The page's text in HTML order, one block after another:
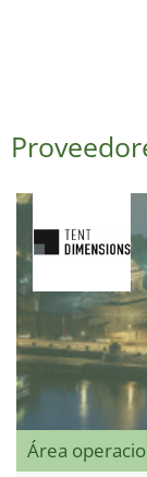
Área